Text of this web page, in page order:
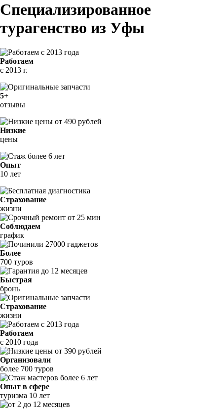
Специализированное
турагенство из Уфы
Работаем
с 2013 г.
5+
отзывы
Низкие
цены
Опыт
10 лет
Страхование
жизни
Соблюдаем
график
Более
700 туров
Быстрая
бронь
Страхование
жизни
Работаем
с 2010 года
Организовали
более 700 туров
Опыт в сфере
туризма 10 лет